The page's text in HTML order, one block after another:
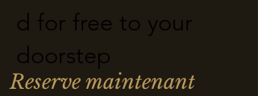
d for free to your
doorstep
Reserve maintenant